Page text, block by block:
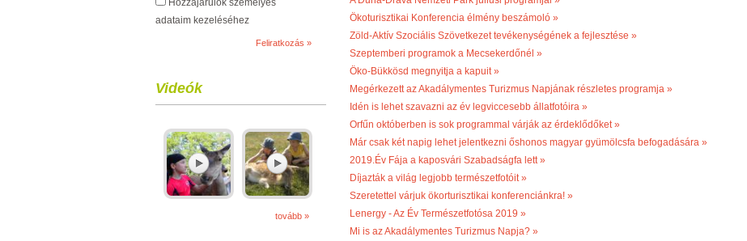
Hozzájárulok személyes
adataim kezeléséhez
Videók
tovább »
Ökoturisztikai Konferencia élmény beszámoló »
Zöld-Aktív Szociális Szövetkezet tevékenységének a fejlesztése »
Szeptemberi programok a Mecsekerdőnél »
Öko-Bükkösd megnyitja a kapuit »
Megérkezett az Akadálymentes Turizmus Napjának részletes programja »
Idén is lehet szavazni az év legviccesebb állatfotóira »
Orfűn októberben is sok programmal várják az érdeklődőket »
Már csak két napig lehet jelentkezni őshonos magyar gyümölcsfa befogadására »
2019.Év Fája a kaposvári Szabadságfa lett »
Díjazták a világ legjobb természetfotóit »
Szeretettel várjuk ökorturisztikai konferenciánkra! »
Lenergy - Az Év Természetfotósa 2019 »
Mi is az Akadálymentes Turizmus Napja? »